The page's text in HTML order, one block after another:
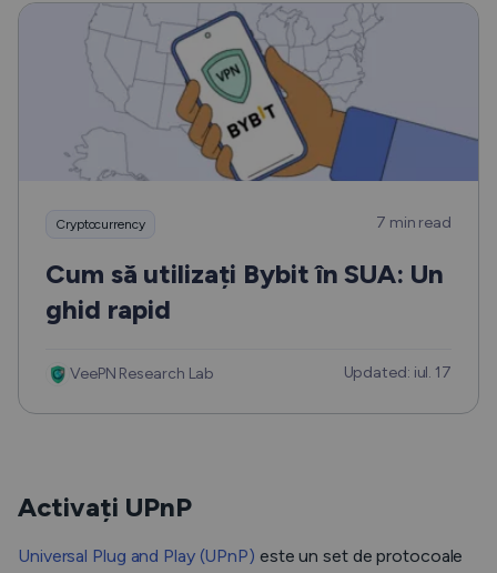
Cryptocurrency 7 min read
Cum să utilizați Bybit în SUA: Un
ghid rapid
VeePN Research Lab Updated: iul. 17
Activați UPnP
Universal Plug and Play (UPnP) este un set de protocoale